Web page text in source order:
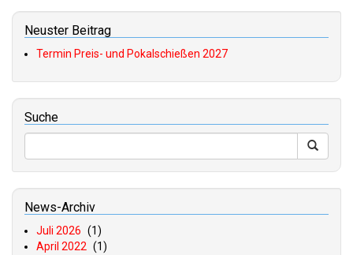
Neuster Beitrag
Termin Preis- und Pokalschießen 2027
Suche
News-Archiv
Juli 2026 (1)
April 2022 (1)